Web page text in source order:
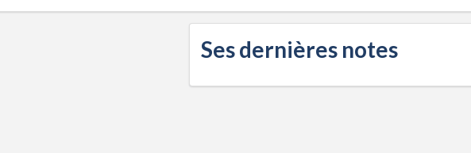
Ses dernières notes